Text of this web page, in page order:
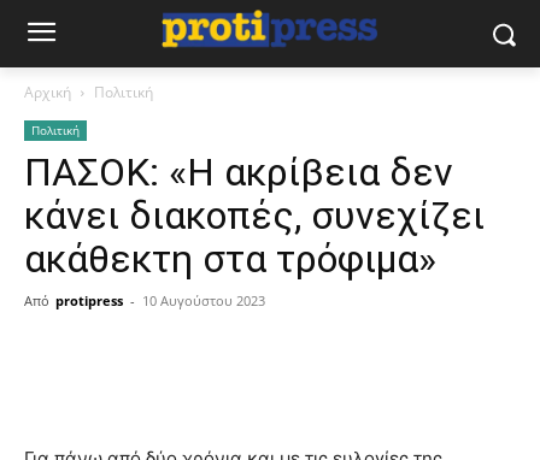
Αρχική Πολιτική
Πολιτική
ΠΑΣΟΚ: «Η ακρίβεια δεν
κάνει διακοπές, συνεχίζει
ακάθεκτη στα τρόφιμα»
Από protipress - 10 Αυγούστου 2023